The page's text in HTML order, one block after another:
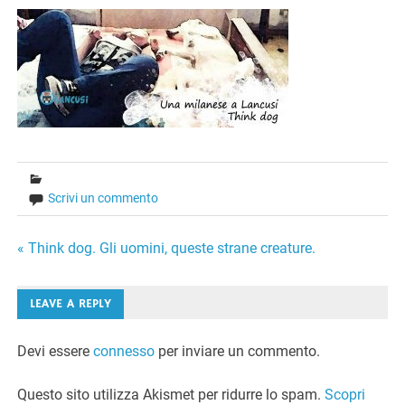
Scrivi un commento
Navigazione
articoli
« Think dog. Gli uomini, queste strane creature.
LEAVE A REPLY
Devi essereconnesso per inviare un commento.
Questo sito utilizza Akismet per ridurre lo spam.Scopri